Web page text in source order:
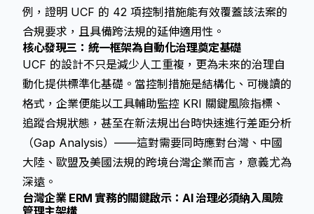
例，證明 UCF 的 42 項控制措施能有效覆蓋該法案的
合規要求，且具備跨法規的延伸適用性。
核心發現三：統一框架為自動化治理奠定基礎
UCF 的設計不只是減少人工重複，更為未來的治理自
動化提供標準化基礎。當控制措施是結構化、可機讀的
格式，企業便能以工具輔助監控 KRI 關鍵風險指標、
追蹤合規狀態，甚至在新法規出台時快速進行差距分析
（Gap Analysis）——這對需要同時應對台灣、中國
大陸、歐盟及美國法規的跨境台灣企業而言，意義尤為
深遠。
台灣企業 ERM 實務的關鍵啟示：AI 治理必須納入風險
管理主架構